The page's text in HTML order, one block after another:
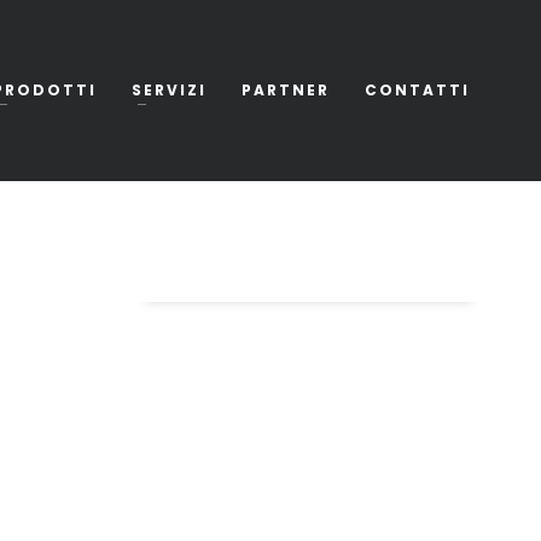
SERVIZI PARTNER CONTATTI